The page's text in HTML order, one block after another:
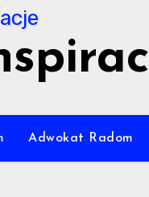
Adwokat Radom